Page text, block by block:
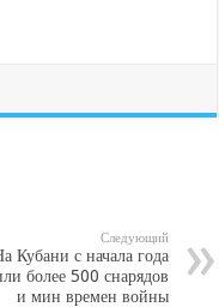
Следующий
Кубани с начала года
более 500 снарядов
и мин времен войны